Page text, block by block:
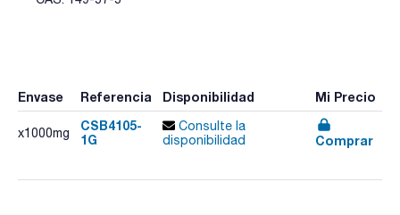
Envase Referencia Disponibilidad Mi Precio
x1000mg
CSB4105-
1G
Consulte la
disponibilidad
Comprar